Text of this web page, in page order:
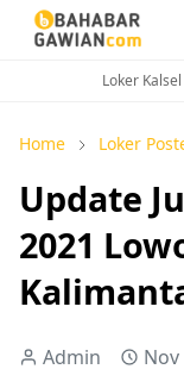
Loker Kalsel
Home Loker
Update
2021
Admin Nov